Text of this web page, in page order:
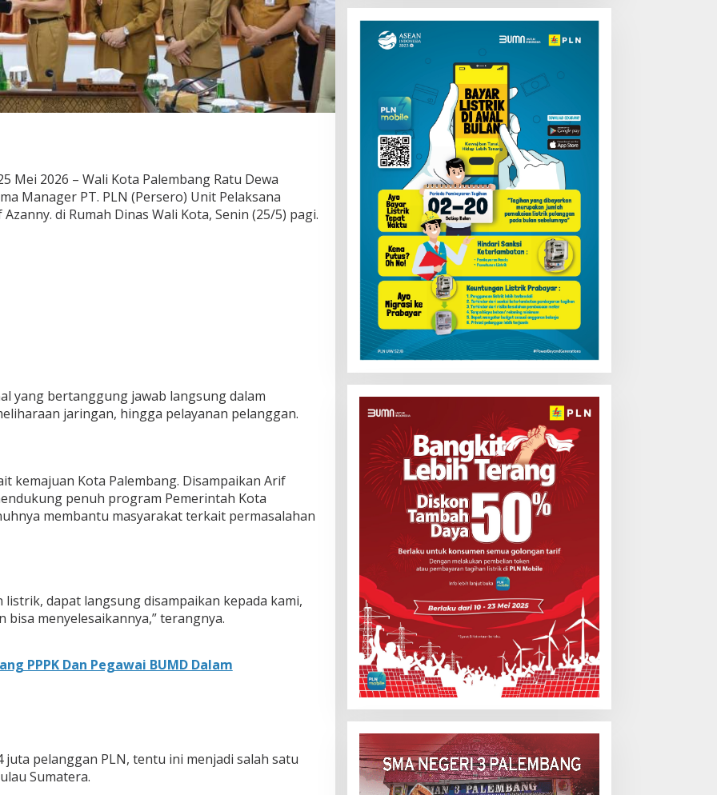
Mei 2026 – Wali Kota Palembang Ratu Dewa
Manager PT. PLN (Persero) Unit Pelaksana
di Rumah Dinas Wali Kota, Senin (25/5) pagi.
yang bertanggung jawab langsung dalam
jaringan, hingga pelayanan pelanggan.
kemajuan Kota Palembang. Disampaikan Arif
penuh program Pemerintah Kota
membantu masyarakat terkait permasalahan
listrik, dapat langsung disampaikan kepada kami,
menyelesaikannya,” terangnya.
PPPK Dan Pegawai BUMD Dalam
juta pelanggan PLN, tentu ini menjadi salah satu
Sumatera.